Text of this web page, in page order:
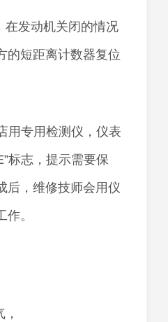
在发动机关闭的情况
的短距离计数器复位
用专用检测仪，仪表
标志，提示需要保
后，维修技师会用仪
。